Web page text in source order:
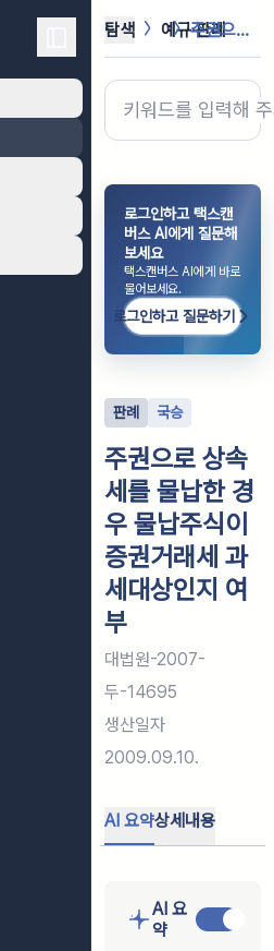
탐색 예규·판례 주권으로 상속세를 물납한 경우 물납주...
로그인하고 택스캔
버스 AI에게 질문해
보세요
택스캔버스 AI에게 바로
물어보세요.
로그인하고 질문하기
판례 국승
주권으로 상속
세를 물납한 경
우 물납주식이
증권거래세 과
세대상인지 여
부
대법원-2007-
두-14695
생산일자
2009.09.10.
AI 요약상세내용
AI 요
약